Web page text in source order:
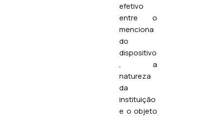
efetivo
entre o
menciona
do
dispositivo
, a
natureza
da
instituição
e o objeto